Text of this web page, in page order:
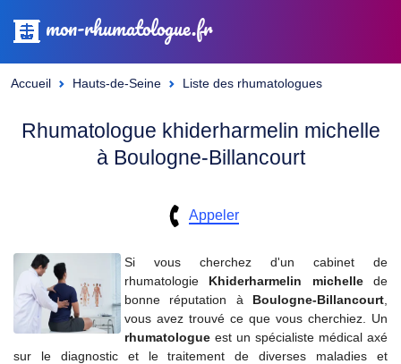
mon-rhumatologue.fr
Accueil Hauts-de-Seine Liste des rhumatologues
Rhumatologue khiderharmelin michelle
à Boulogne-Billancourt
Appeler
Si vous cherchez d'un cabinet de
rhumatologie Khiderharmelin michellede
bonne réputation à Boulogne-Billancourt
vous avez trouvé ce que vous cherchiez. Un
rhumatologue est un spécialiste médical axé
sur le diagnostic et le traitement de diverses maladies et